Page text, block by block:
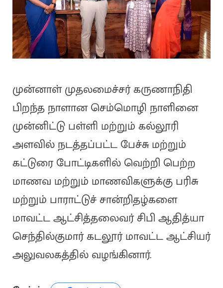
முன்னாள் முதலமைச்சர் கருணாநிதி
பிறந்த நாளான செம்மொழி நாளினை
முன்னிட்டு பள்ளி மற்றும் கல்லூரி
அளவில் நடத்தப்பட்ட பேச்சு மற்றும்
கட்டுரை போட்டிகளில் வெற்றி பெற்ற
மாணவ மற்றும் மாணவிகளுக்கு பரிசு
மற்றும் பாராட்டுச் சான்றிதழ்களை
மாவட்ட ஆட்சித்தலைவர் சிபி ஆதித்யா
செந்தில்குமார் கடலூர் மாவட்ட ஆட்சியர்
அலுவலகத்தில் வழங்கினார்.